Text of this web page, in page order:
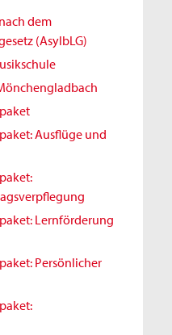
dem
(AsylbLG)
Ausflüge und
Lernförderung
Persönlicher